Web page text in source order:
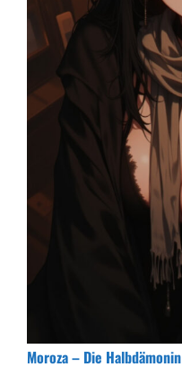
Moroza – Die Halbdämonin